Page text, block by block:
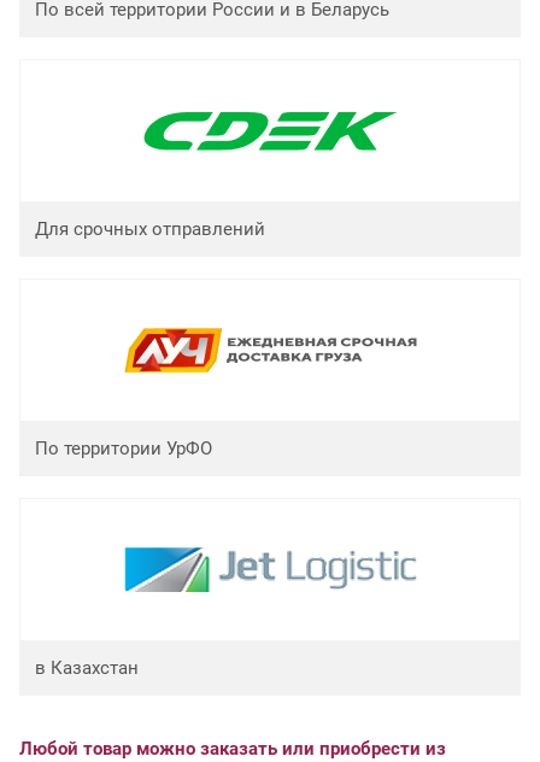
По всей территории России и в Беларусь
Для срочных отправлений
По территории УрФО
в Казахстан
Любой товар можно заказать или приобрести из